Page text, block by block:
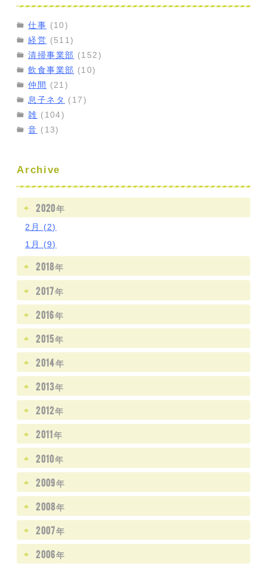
仕事 (10)
経営 (511)
清掃事業部 (152)
飲食事業部 (10)
仲間
(21)
息子ネタ (17)
雑 (104)
音 (13)
Archive
2020年
2月 (2)
1月 (9)
2018年
2017年
2016年
2015年
2014年
2013年
2012年
2011年
2010年
2009年
2008年
2007年
2006年